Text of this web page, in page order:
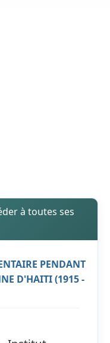
à toutes ses
PENDANT
D'HAITI (1915 -